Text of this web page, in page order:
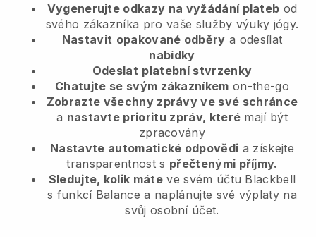
Vygenerujte odkazy na vyžádání plateb od
svého zákazníka pro vaše služby výuky jógy.
Nastavit opakované odběry a odesílat
nabídky
Odeslat platební stvrzenky
Chatujte se svým zákazníkem on-the-go
Zobrazte všechny zprávy ve své schránce
a nastavte prioritu zpráv, které mají být
zpracovány
Nastavte automatické odpovědi a získejte
transparentnost s přečtenými příjmy.
Sledujte, kolik máte ve svém účtu Blackbell
s funkcí Balance a naplánujte své výplaty na
svůj osobní účet.